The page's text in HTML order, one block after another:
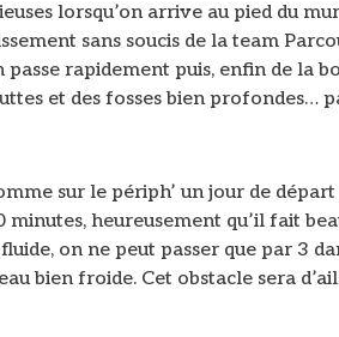
lorsqu’on arrive au pied du
sans soucis de la team
rapidement puis, enfin de la
et des fosses bien profondes…
sur le périph’ un jour de départ
heureusement qu’il fait
on ne peut passer que par 3
bien froide. Cet obstacle sera